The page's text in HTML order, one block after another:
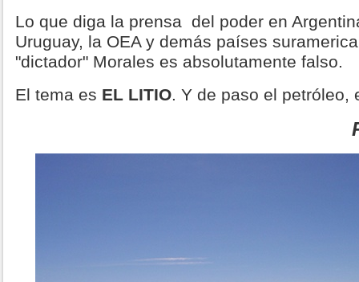
Lo que diga la prensa del poder en
Uruguay, la OEA y demás países
"dictador" Morales es absolutamente falso.
El tema es EL LITIO. Y de paso el petróleo,